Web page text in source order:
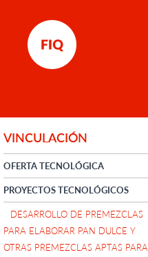
VINCULACIÓN
OFERTA TECNOLÓGICA
PROYECTOS TECNOLÓGICOS
DESARROLLO DE PREMEZCLAS
PARA ELABORAR PAN DULCE Y
OTRAS PREMEZCLAS APTAS PARA